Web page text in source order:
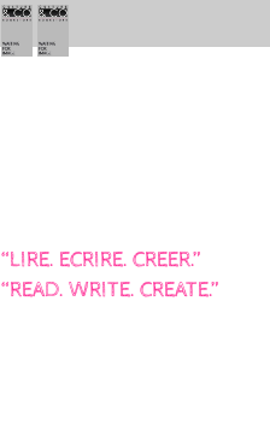
“LIRE. ECRIRE. CREER.”
“READ. WRITE. CREATE.”